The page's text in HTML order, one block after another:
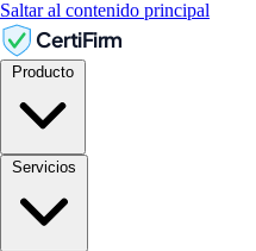
Saltar al contenido principal
CertiFirm